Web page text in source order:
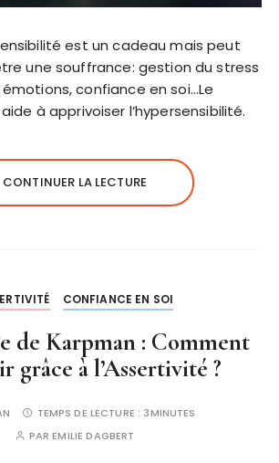
est un cadeau mais peut
une souffrance: gestion du stress
confiance en soi…Le
à apprivoiser l’hypersensibilité.
CONTINUER LA LECTURE
CONFIANCE EN SOI
de Karpman : Comment
grâce à l’Assertivité ?
TEMPS DE LECTURE : 3MINUTES
PAREMILIE DAGBERT